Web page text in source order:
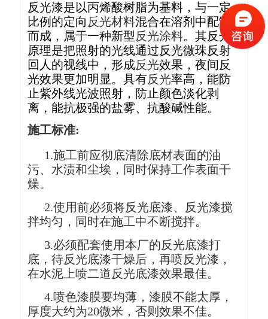
反光漆是以丙烯酸树脂为基料，与一定
比例的定向 反光材料混合在溶剂中配制
而成，属于一种新型反光涂料。其反光
原理是把照射的光线通过反光微珠反射
回人的视线中，形成反光效果，夜间反
光效果更加明显。具有反光率高，能防
止紫外线光波照射，防止颜色淡化剥
离，能抗极强的盐雾、抗酸碱性能。
施工标准:
1.施工前应彻底清除底材表面的油
污、水渍和尘埃，同时保持工作表面干
燥。
2.使用前必须将反光底漆、反光漆搅
拌均匀，同时在施工中不断搅拌。
3.必须配套使用本厂的反光底漆打
底，待反光底漆干燥后，再喷反光漆，
在水泥上喷二道反光底漆效果最佳。
4.喷色漆膜要均薄，漆膜不能太厚，
厚度大约为20微米，否则效果不佳。